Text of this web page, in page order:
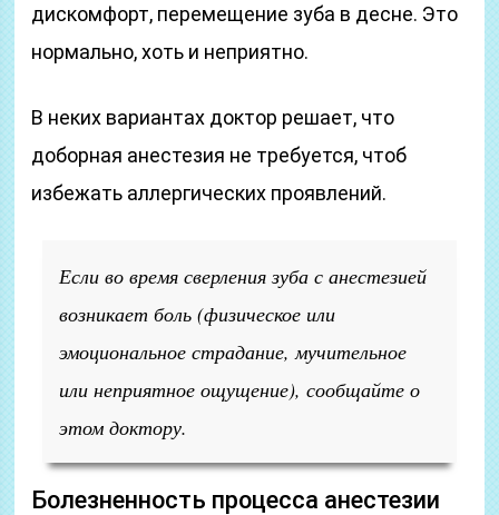
дискомфорт, перемещение зуба в десне. Это
нормально, хоть и неприятно.
В неких вариантах доктор решает, что
доборная анестезия не требуется, чтоб
избежать аллергических проявлений.
Если во время сверления зуба с анестезией
возникает боль(физическое или
эмоциональное страдание, мучительное
или неприятное ощущение), сообщайте о
этом доктору.
Болезненность процесса анестезии